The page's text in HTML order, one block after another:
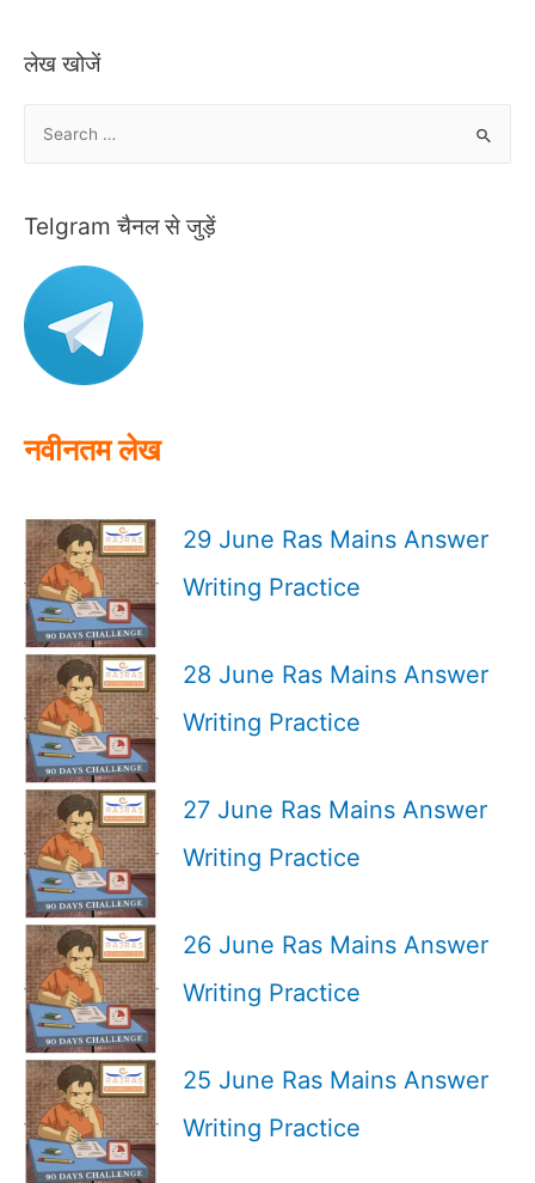
लेख खोजें
r
f
o
Telgram चैनल से जुड़ें
नवीनतम लेख
29 June Ras Mains Answer
Writing Practice
28 June Ras Mains Answer
Writing Practice
27 June Ras Mains Answer
Writing Practice
26 June Ras Mains Answer
Writing Practice
25 June Ras Mains Answer
Writing Practice